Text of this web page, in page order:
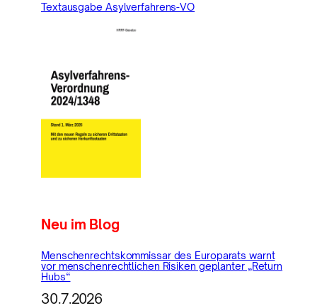
Textausgabe Asylverfahrens-VO
Neu im Blog
Menschenrechtskommissar des Europarats warnt
vor menschenrechtlichen Risiken geplanter „Return
Hubs“
30.7.2026